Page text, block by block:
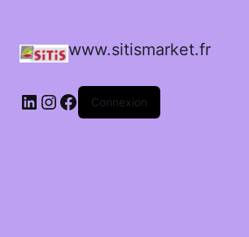
www.sitismarket.fr
LinkedIn
Instagram
Facebook
Connexion